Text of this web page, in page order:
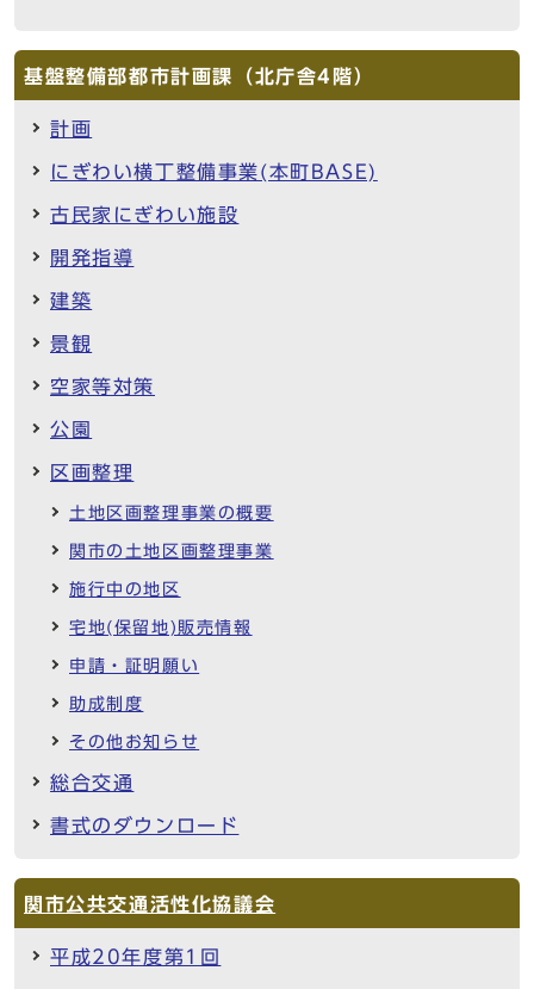
基盤整備部都市計画課（北庁舎4階）
計画
にぎわい横丁整備事業(本町BASE)
古民家にぎわい施設
開発指導
建築
景観
空家等対策
公園
区画整理
土地区画整理事業の概要
関市の土地区画整理事業
施行中の地区
宅地(保留地)販売情報
申請・証明願い
助成制度
その他お知らせ
総合交通
書式のダウンロード
関市公共交通活性化協議会
平成20年度第1回